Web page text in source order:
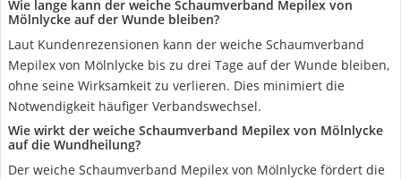
Wie lange kann der weiche Schaumverband Mepilex von
Mölnlycke auf der Wunde bleiben?
Laut Kundenrezensionen kann der weiche Schaumverband
Mepilex von Mölnlycke bis zu drei Tage auf der Wunde bleiben,
ohne seine Wirksamkeit zu verlieren. Dies minimiert die
Notwendigkeit häufiger Verbandswechsel.
Wie wirkt der weiche Schaumverband Mepilex von Mölnlycke
auf die Wundheilung?
Der weiche Schaumverband Mepilex von Mölnlycke fördert die